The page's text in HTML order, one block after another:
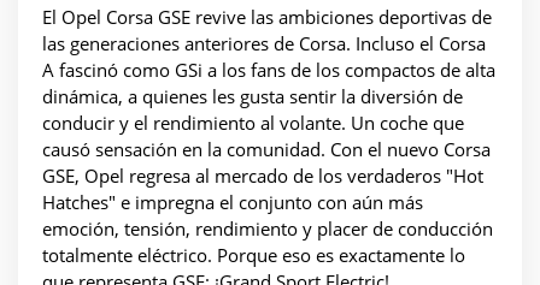
El Opel Corsa GSE revive las ambiciones deportivas de
las generaciones anteriores de Corsa. Incluso el Corsa
A fascinó como GSi a los fans de los compactos de alta
dinámica, a quienes les gusta sentir la diversión de
conducir y el rendimiento al volante. Un coche que
causó sensación en la comunidad. Con el nuevo Corsa
GSE, Opel regresa al mercado de los verdaderos "Hot
Hatches" e impregna el conjunto con aún más
emoción, tensión, rendimiento y placer de conducción
totalmente eléctrico. Porque eso es exactamente lo